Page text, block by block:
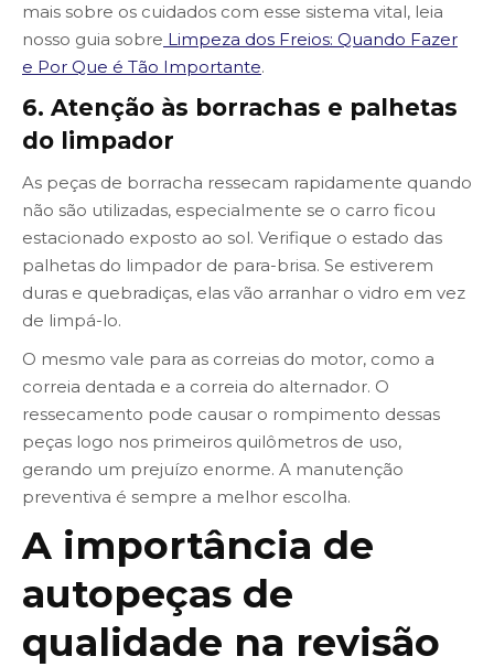
mais sobre os cuidados com esse sistema vital, leia
nosso guia sobre Limpeza dos Freios: Quando Fazer
e Por Que é Tão Importante.
6. Atenção às borrachas e palhetas
do limpador
As peças de borracha ressecam rapidamente quando
não são utilizadas, especialmente se o carro ficou
estacionado exposto ao sol. Verifique o estado das
palhetas do limpador de para-brisa. Se estiverem
duras e quebradiças, elas vão arranhar o vidro em vez
de limpá-lo.
O mesmo vale para as correias do motor, como a
correia dentada e a correia do alternador. O
ressecamento pode causar o rompimento dessas
peças logo nos primeiros quilômetros de uso,
gerando um prejuízo enorme. A manutenção
preventiva é sempre a melhor escolha.
A importância de
autopeças de
qualidade na revisão